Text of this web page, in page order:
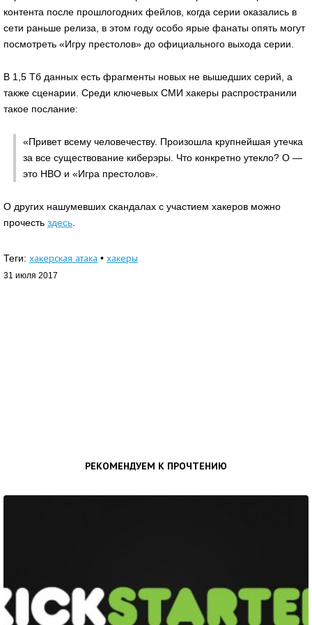
контента после прошлогодних фейлов, когда серии оказались в
сети раньше релиза, в этом году особо ярые фанаты опять могут
посмотреть «Игру престолов» до официального выхода серии.
В 1,5 Тб данных есть фрагменты новых не вышедших серий, а
также сценарии. Среди ключевых СМИ хакеры распространили
такое послание:
«Привет всему человечеству. Произошла крупнейшая утечка
за все существование киберэры. Что конкретно утекло? О —
это HBO и «Игра престолов».
О других нашумевших скандалах с участием хакеров можно
прочесть здесь
Теги: хакерская атака • хакеры
31 июля 2017
РЕКОМЕНДУЕМ К ПРОЧТЕНИЮ